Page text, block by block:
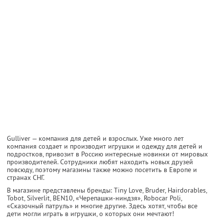
Gulliver — компания для детей и взрослых. Уже много лет
компания создает и производит игрушки и одежду для детей и
подростков, привозит в Россию интересные новинки от мировых
производителей. Сотрудники любят находить новых друзей
повсюду, поэтому магазины также можно посетить в Европе и
странах СНГ.
В магазине представлены бренды: Tiny Love, Bruder, Hairdorables,
Tobot, Silverlit, BEN10, «Черепашки-ниндзя», Robocar Poli,
«Сказочный патруль» и многие другие. Здесь хотят, чтобы все
дети могли играть в игрушки, о которых они мечтают!